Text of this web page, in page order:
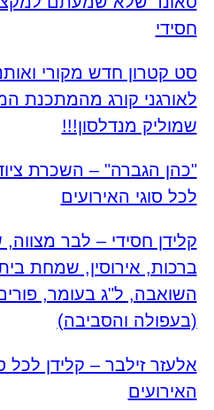
חסידי
סט קטרון חדש מקורי
לאורגני קורג מהמתכנת
שמוליק מנדלסון!!!
"כהן הגברה" – השכרת
לכל סוגי האירועים
קלידן חסידי – לבר
ברכות, אירוסין, שמחת
השואבה, ל"ג בעומר, פורים
(בעפולה והסביבה)
אלעזר זילבר – קלידן לכל
האירועים